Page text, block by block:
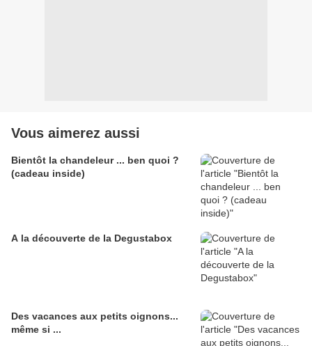
Vous aimerez aussi
Bientôt la chandeleur ... ben quoi ?
(cadeau inside)
A la découverte de la Degustabox
Des vacances aux petits oignons...
même si ...